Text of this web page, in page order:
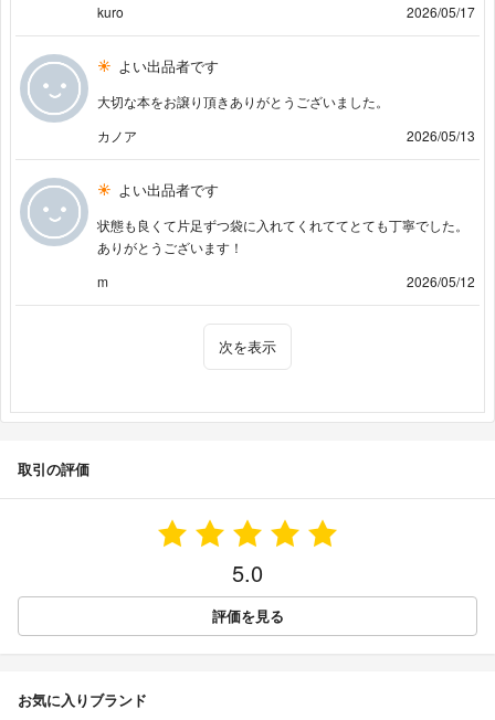
kuro
2026/05/17
よい出品者です
大切な本をお譲り頂きありがとうございました。
カノア
2026/05/13
よい出品者です
状態も良くて片足ずつ袋に入れてくれててとても丁寧でした。
ありがとうございます！
m
2026/05/12
次を表示
取引の評価
5.0
評価を見る
お気に入りブランド